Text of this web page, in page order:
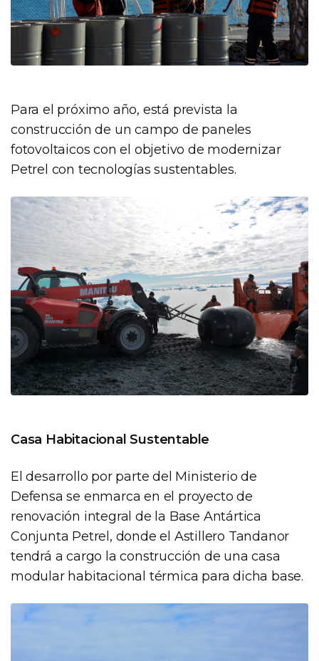
Para el próximo año, está prevista la
construcción de un campo de paneles
fotovoltaicos con el objetivo de modernizar
Petrel con tecnologías sustentables.
Casa Habitacional Sustentable
El desarrollo por parte del Ministerio de
Defensa se enmarca en el proyecto de
renovación integral de la Base Antártica
Conjunta Petrel, donde el Astillero Tandanor
tendrá a cargo la construcción de una casa
modular habitacional térmica para dicha base.